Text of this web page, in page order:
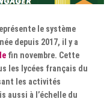
le système
depuis 2017, il y a
fin novembre. Cette
les lycées français du
les activités
aussi à l’échelle du